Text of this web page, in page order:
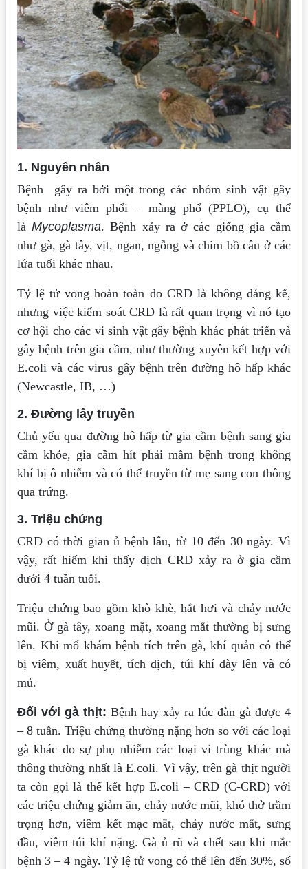
1. Nguyên nhân
Bệnh gây ra bởi một trong các nhóm sinh vật gây
bệnh như viêm phổi – màng phổ (PPLO), cụ thể
làMycoplasma. Bệnh xảy ra ở các giống gia cầm
như gà, gà tây, vịt, ngan, ngỗng và chim bồ câu ở các
lứa tuổi khác nhau.
Tỷ lệ tử vong hoàn toàn do CRD là không đáng kể,
nhưng việc kiểm soát CRD là rất quan trọng vì nó tạo
cơ hội cho các vi sinh vật gây bệnh khác phát triển và
gây bệnh trên gia cầm, như thường xuyên kết hợp với
E.coli và các virus gây bệnh trên đường hô hấp khác
(Newcastle, IB, …)
2. Đường lây truyền
Chủ yếu qua đường hô hấp từ gia cầm bệnh sang gia
cầm khỏe, gia cầm hít phải mầm bệnh trong không
khí bị ô nhiễm và có thể truyền từ mẹ sang con thông
qua trứng.
3. Triệu chứng
CRD có thời gian ủ bệnh lâu, từ 10 đến 30 ngày. Vì
vậy, rất hiếm khi thấy dịch CRD xảy ra ở gia cầm
dưới 4 tuần tuổi.
Triệu chứng bao gồm khò khè, hắt hơi và chảy nước
mũi. Ở gà tây, xoang mặt, xoang mắt thường bị sưng
lên. Khi mổ khám bệnh tích trên gà, khí quản có thể
bị viêm, xuất huyết, tích dịch, túi khí dày lên và có
mủ.
Đối với gà thịt: Bệnh hay xảy ra lúc đàn gà được 4
– 8 tuần. Triệu chứng thường nặng hơn so với các loại
gà khác do sự phụ nhiễm các loại vi trùng khác mà
thông thường nhất là E.coli. Vì vậy, trên gà thịt người
ta còn gọi là thể kết hợp E.coli – CRD (C-CRD) với
các triệu chứng giảm ăn, chảy nước mũi, khó thở trầm
trọng hơn, viêm kết mạc mắt, chảy nước mắt, sưng
đầu, viêm túi khí nặng. Gà ủ rũ và chết sau khi mắc
bệnh 3 – 4 ngày. Tỷ lệ tử vong có thể lên đến 30%, số